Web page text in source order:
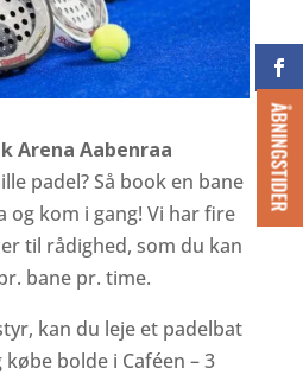
ÅBNINGSTIDER
Arena Aabenraa
padel? Så book en bane
og kom i gang! Vi har fire
til rådighed, som du kan
bane pr. time.
kan du leje et padelbat
bolde i Caféen – 3